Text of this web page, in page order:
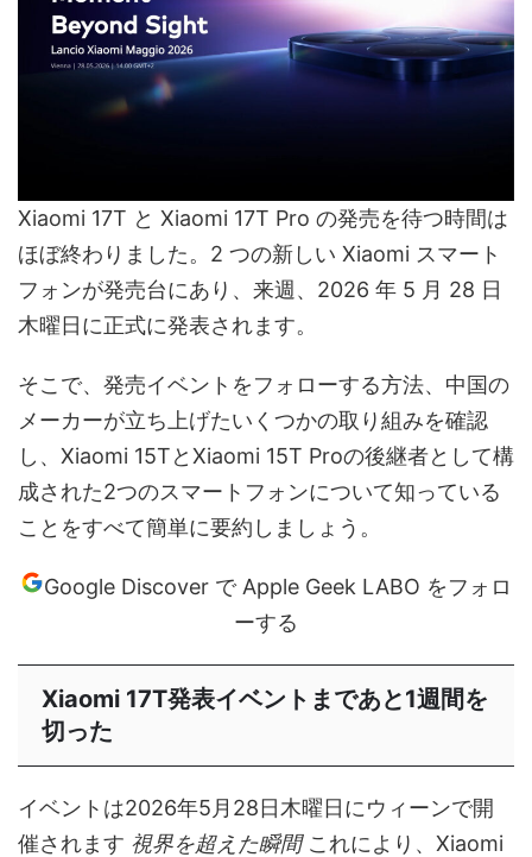
Xiaomi 17T と Xiaomi 17T Pro の発売を待つ時間は
ほぼ終わりました。2 つの新しい Xiaomi スマート
フォンが発売台にあり、来週、2026 年 5 月 28 日
木曜日に正式に発表されます。
そこで、発売イベントをフォローする方法、中国の
メーカーが立ち上げたいくつかの取り組みを確認
し、Xiaomi 15TとXiaomi 15T Proの後継者として構
成された2つのスマートフォンについて知っている
ことをすべて簡単に要約しましょう。
Google Discover で Apple Geek LABO をフォロ
ーする
Xiaomi 17T発表イベントまであと1週間を
切った
イベントは2026年5月28日木曜日にウィーンで開
催されます 視界を超えた瞬間これにより、Xiaomi